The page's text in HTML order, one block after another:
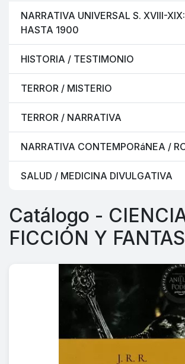
NARRATIVA UNIVERSAL S. XVIII-
HASTA 1900
HISTORIA / TESTIMONIO
TERROR / MISTERIO
TERROR / NARRATIVA
NARRATIVA CONTEMPORáNEA /
SALUD / MEDICINA DIVULGATIVA
Catálogo -
FICCIÓN Y